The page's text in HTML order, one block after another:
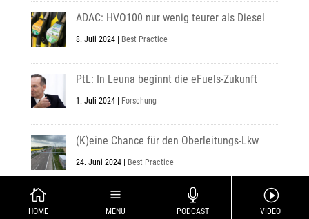
ADAC: HVO100 nur wenig teurer als Diesel
8. Juli 2024| Best Practice
PtL: In Leuna beginnt die eFuels-Zukunft
1. Juli 2024| Forschung
(K)eine Chance für den Oberleitungs-Lkw
24. Juni 2024| Best Practice

HOME
a
MENU

PODCAST
I
VIDEO